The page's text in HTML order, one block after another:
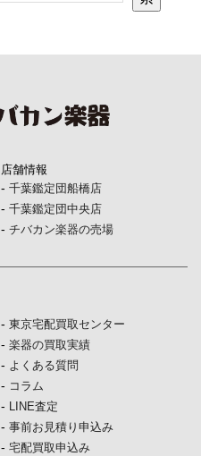
店舗情報
- 千葉鑑定団船橋店
- 千葉鑑定団中央店
- チバカン楽器の売場
- 東京宅配買取センター
- 楽器の買取実績
- よくある質問
- コラム
- LINE査定
- 事前お見積り申込み
- 宅配買取申込み